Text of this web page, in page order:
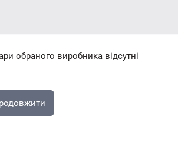
обраного виробника відсутні